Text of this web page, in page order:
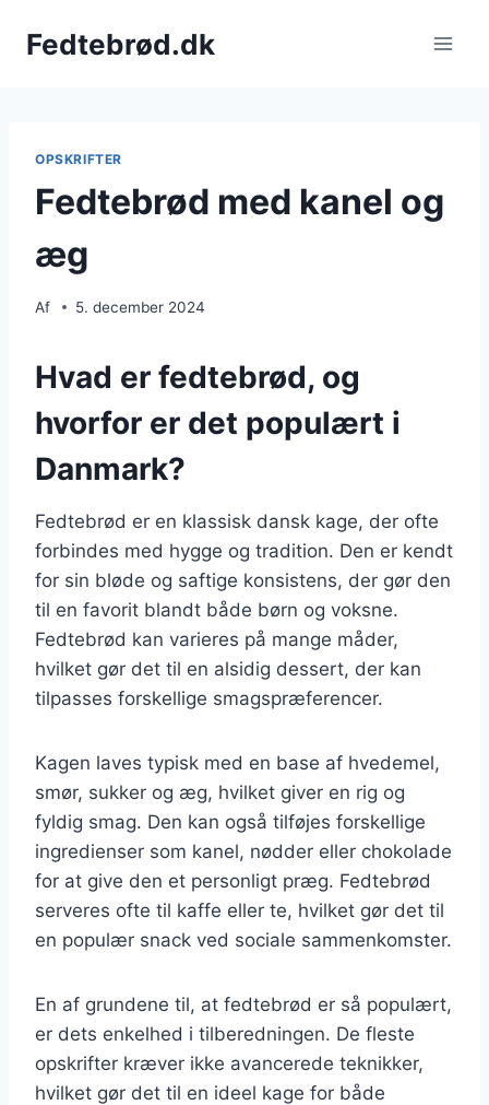
Fedtebrød.dk
OPSKRIFTER
Fedtebrød med kanel og
æg
Af 5. december 2024
Hvad er fedtebrød, og
hvorfor er det populært i
Danmark?
Fedtebrød er en klassisk dansk kage, der ofte
forbindes med hygge og tradition. Den er kendt
for sin bløde og saftige konsistens, der gør den
til en favorit blandt både børn og voksne.
Fedtebrød kan varieres på mange måder,
hvilket gør det til en alsidig dessert, der kan
tilpasses forskellige smagspræferencer.
Kagen laves typisk med en base af hvedemel,
smør, sukker og æg, hvilket giver en rig og
fyldig smag. Den kan også tilføjes forskellige
ingredienser som kanel, nødder eller chokolade
for at give den et personligt præg. Fedtebrød
serveres ofte til kaffe eller te, hvilket gør det til
en populær snack ved sociale sammenkomster.
En af grundene til, at fedtebrød er så populært,
er dets enkelhed i tilberedningen. De fleste
opskrifter kræver ikke avancerede teknikker,
hvilket gør det til en ideel kage for både